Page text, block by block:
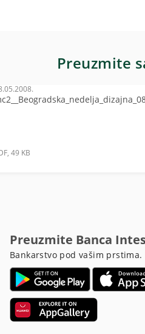
Preuzmite
49 KB
Preuzmite Banca
Bankarstvo pod vašim prstima.